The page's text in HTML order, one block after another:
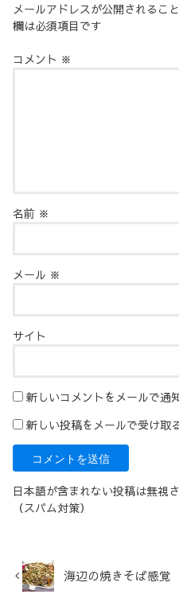
メールアドレスが公開されるこ
欄は必須項目です
コメント ※
名前 ※
メール ※
サイト
新しいコメントをメールで通
新しい投稿をメールで受け取
日本語が含まれない投稿は無視
（スパム対策）
海辺の焼きそば感覚